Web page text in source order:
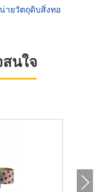
ายวัตถุดิบสิ่งทอ
นใจ